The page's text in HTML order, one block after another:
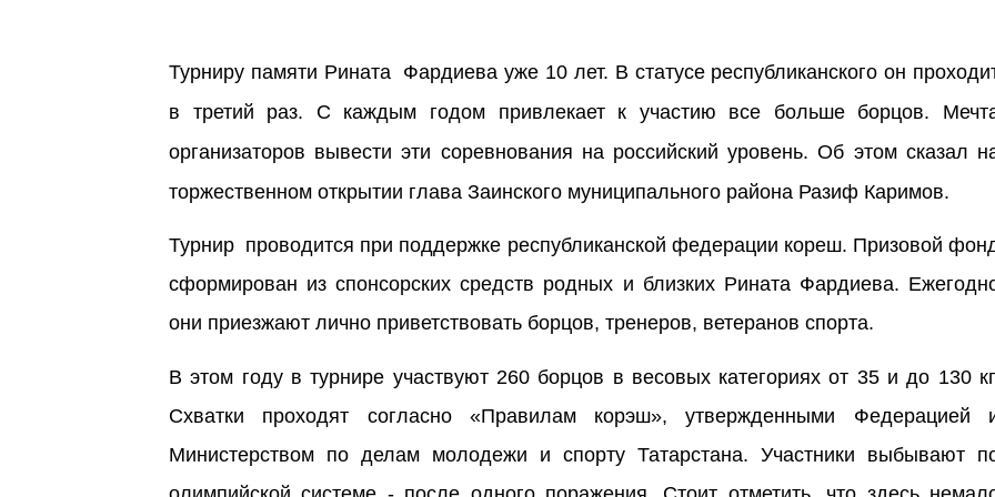
Турниру памяти Рината Фардиева уже 10 лет. В статусе республиканского он
в третий раз. С каждым годом привлекает к участию все больше борцов.
организаторов вывести эти соревнования на российский уровень. Об этом сказал
торжественном открытии глава Заинского муниципального района Разиф Каримов.
Турнир проводится при поддержке республиканской федерации кореш. Призовой
сформирован из спонсорских средств родных и близких Рината Фардиева.
они приезжают лично приветствовать борцов, тренеров, ветеранов спорта.
В этом году в турнире участвуют 260 борцов в весовых категориях от 35 и до 130
Схватки проходят согласно «Правилам корэш», утвержденными Федерацией
Министерством по делам молодежи и спорту Татарстана. Участники выбывают